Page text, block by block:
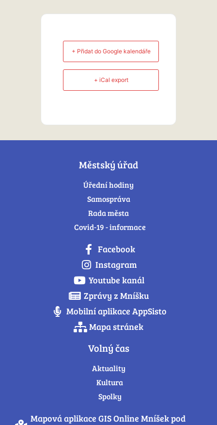
+ Přidat do Google kalendáře
+ iCal export
Městský úřad
Úřední hodiny
Samospráva
Rada města
Covid-19 - informace
Facebook
Instagram
Youtube kanál
Zprávy z Mníšku
Mobilní aplikace AppSisto
Mapa stránek
Volný čas
Aktuality
Kultura
Spolky
Mapová aplikace GIS Online Mníšek pod